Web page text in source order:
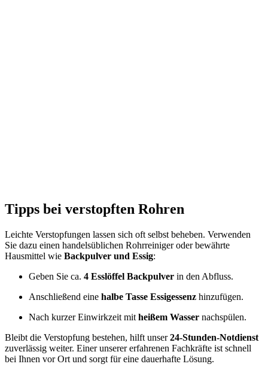
Tipps bei verstopften Rohren
Leichte Verstopfungen lassen sich oft selbst beheben. Verwenden
Sie dazu einen handelsüblichen Rohrreiniger oder bewährte
Hausmittel wie Backpulver und Essig:
Geben Sie ca. 4 Esslöffel Backpulver in den Abfluss.
Anschließend eine halbe Tasse Essigessenz hinzufügen.
Nach kurzer Einwirkzeit mit heißem Wasser nachspülen.
Bleibt die Verstopfung bestehen, hilft unser24-Stunden-Notdienst
zuverlässig weiter. Einer unserer erfahrenen Fachkräfte ist schnell
bei Ihnen vor Ort und sorgt für eine dauerhafte Lösung.